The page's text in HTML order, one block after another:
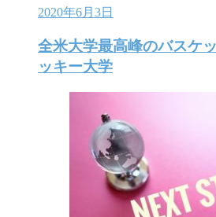
2020年6月3日
全米大学最高峰のバスケ
ッキー大学